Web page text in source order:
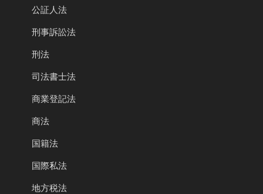
公証人法
刑事訴訟法
刑法
司法書士法
商業登記法
商法
国籍法
国際私法
地方税法